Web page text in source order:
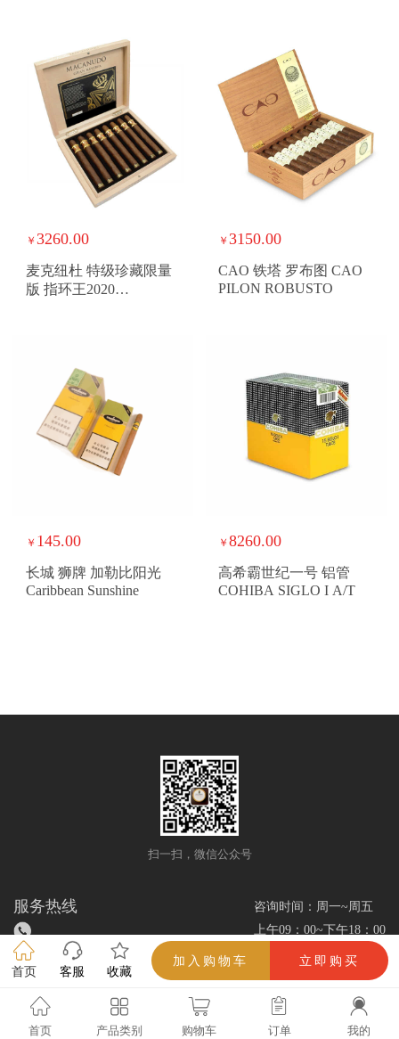
首页 客服 收藏
加入购物车 立即购买
￥ 3260.00
麦克纽杜 特级珍藏限量
版 指环王2020
￥ 3150.00
CAO 铁塔 罗布图 CAO
PILON ROBUSTO
￥ 145.00
长城 狮牌 加勒比阳光
Caribbean Sunshine
￥ 8260.00
高希霸世纪一号 铝管
COHIBA SIGLO I A/T
扫一扫，微信公众号
服务热线
咨询时间：周一~周五
上午09：00~下午18：00
雪茄优选网/www.xuejieok.com/所有解释权（吸烟有害健康，未成年人禁止吸
烟）
首页 产品类别 购物车 订单 我的